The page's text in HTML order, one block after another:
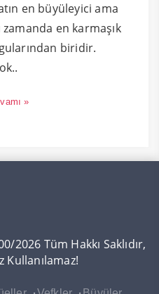
en büyüleyici ama
zamanda en karmaşık
biridir.
»
2026 Tüm Hakkı Saklıdır,
Kullanılamaz!